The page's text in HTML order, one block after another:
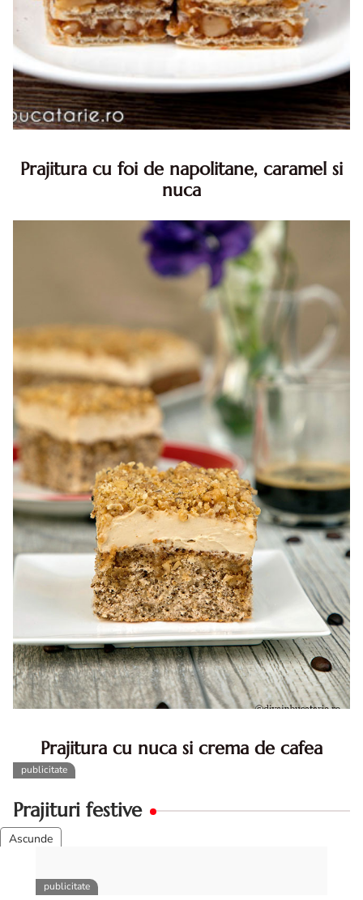
Prajitura cu foi de napolitane, caramel si
nuca
napolitane. Prajitura cu foi de napolitane diva in bucatarie.
Prajitura napolitana cu caramel si nuca diva
Prajitura cu nuca si crema de cafea
Prajitura cu nuca si crema de cafea. Prajitura cu nuca.
nuca si cafea. Prajitura cu cu nuca si cafea
Prajituri festive